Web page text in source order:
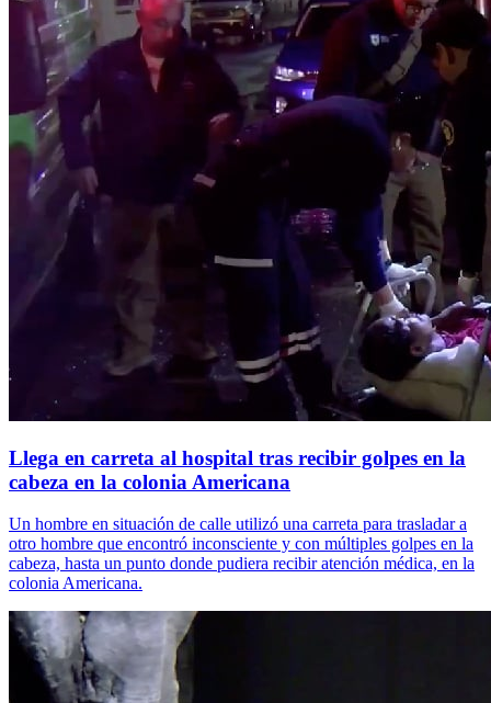
Llega en carreta al hospital tras recibir golpes en la
cabeza en la colonia Americana
Un hombre en situación de calle utilizó una carreta para trasladar a
otro hombre que encontró inconsciente y con múltiples golpes en la
cabeza, hasta un punto donde pudiera recibir atención médica, en la
colonia Americana.